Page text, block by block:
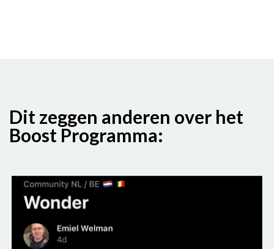
Dit zeggen anderen over het
Boost Programma: